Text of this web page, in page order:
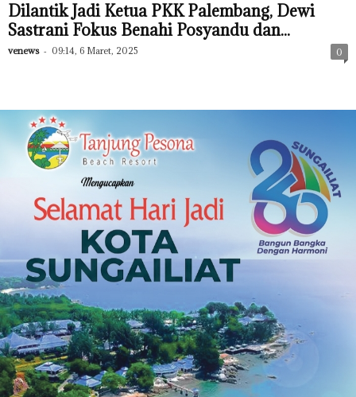
Dilantik Jadi Ketua PKK Palembang, Dewi
Sastrani Fokus Benahi Posyandu dan...
venews - 09:14, 6 Maret, 2025 0